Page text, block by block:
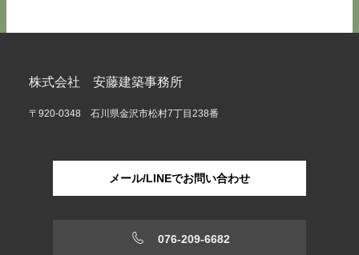
株式会社 安藤建築事務所
〒920-0348 石川県金沢市松村7丁目238番
メール/LINEでお問い合わせ
076-209-6682